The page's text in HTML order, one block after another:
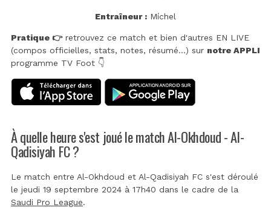
Entraîneur : Míchel
Pratique 👉retrouvez ce match et bien d'autres EN LIVE
(compos officielles, stats, notes, résumé...) sur notre APPLI
programme TV Foot 👇
À quelle heure s'est joué le match Al-Okhdoud - Al-
Qadisiyah FC ?
Le match entre Al-Okhdoud et Al-Qadisiyah FC s'est déroulé
le jeudi 19 septembre 2024 à 17h40 dans le cadre de la
Saudi Pro League.